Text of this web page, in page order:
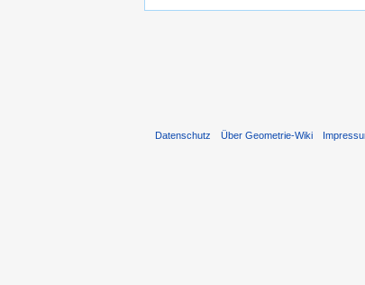
Datenschutz Über Geometrie-Wiki